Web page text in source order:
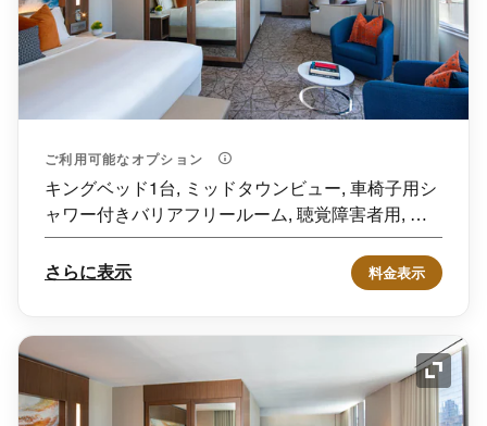
ご利用可能なオプション
キングベッド1台, ミッドタウンビュー, 車椅子用シ
ャワー付きバリアフリールーム, 聴覚障害者用, ソ
ファーベッド
さらに表示
料金表示
アイ